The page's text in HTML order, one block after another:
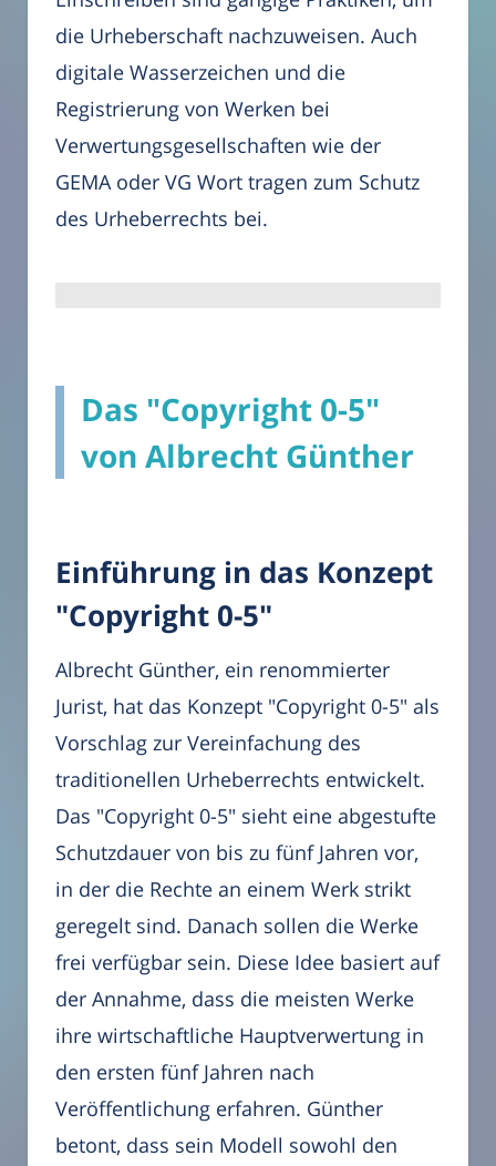
die Urheberschaft nachzuweisen. Auch
digitale Wasserzeichen und die
Registrierung von Werken bei
Verwertungsgesellschaften wie der
GEMA oder VG Wort tragen zum Schutz
des Urheberrechts bei.
Das "Copyright 0-5"
von Albrecht Günther
Einführung in das Konzept
"Copyright 0-5"
Albrecht Günther, ein renommierter
Jurist, hat das Konzept "Copyright 0-5" als
Vorschlag zur Vereinfachung des
traditionellen Urheberrechts entwickelt.
Das "Copyright 0-5" sieht eine abgestufte
Schutzdauer von bis zu fünf Jahren vor,
in der die Rechte an einem Werk strikt
geregelt sind. Danach sollen die Werke
frei verfügbar sein. Diese Idee basiert auf
der Annahme, dass die meisten Werke
ihre wirtschaftliche Hauptverwertung in
den ersten fünf Jahren nach
Veröffentlichung erfahren. Günther
betont, dass sein Modell sowohl den